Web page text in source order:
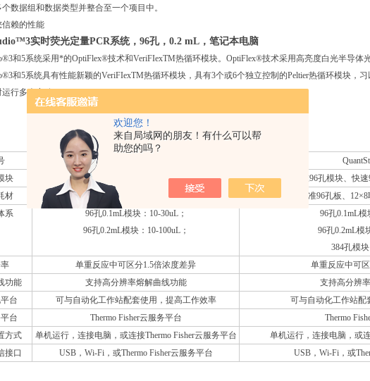
欢迎您！
来自局域网的朋友！有什么可以帮
助您的吗？
据组和数据类型并整合至一个项目中。
赖的性能
实时荧光定量PCR系统，96孔，0.2 mL，笔记本电脑
和5系统采用*的OptiFlex®技术和VeriFIexTM热循环模块。OptiFlex®技术采用高亮度白光半导体
和5系统具有性能新颖的VeriFIexTM热循环模块，具有3个或6个独立控制的Peltier热循环模块，
行多个实验。
块
标准96孔模块、快速96孔模块
标准96孔模块、快
材
标准96孔板、12×8联管、96×0.2ml单管
标准96孔板、
系
96孔0.1mL模块：10-30uL；
96孔0.2mL模块：10-100uL；
96孔0.1mL模
96孔0.2mL模
384孔模块
单重反应中可区分1.5倍浓度差异
单重反应中可
功能
支持高分辨率熔解曲线功能
支持高分辨
台
可与自动化工作站配套使用，提高工作效率
可与自动化工作站配
台
Thermo Fisher云服务平台
Thermo
方式
单机运行，连接电脑，或连接Thermo Fisher云服务平台
单机运行，连接电脑，或
接口
USB，Wi-Fi，或Thermo Fisher云服务平台 USB，Wi-Fi，或